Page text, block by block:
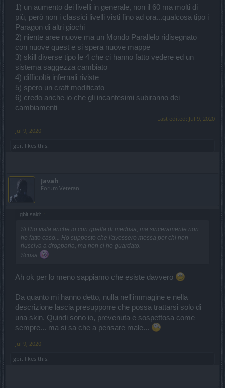
1) un aumento dei livelli in generale, non il 60 ma molti di
più, però non i classici livelli visti fino ad ora...qualcosa tipo i
Paragon di altri giochi
2) niente aree nuove ma un Mondo Parallelo ridisegnato
con nuove quest e si spera nuove mappe
3) skill diverse tipo le 4 che ci hanno fatto vedere ed un
sistema saggezza cambiato
4) difficoltà infernali riviste
5) spero un craft modificato
6) credo anche io che gli incantesimi subiranno dei
cambiamenti
Last edited: Jul 9, 2020
Jul 9, 2020
gbit likes this.
Javah
Forum Veteran
gbit said: ↑
Si l'ho vista anche io con quella di medusa, ma sinceramente non
ho fatto caso... Ho supposto che l'avessero messa per chi non
riusciva a dropparla, ma non ci ho guardato.
Scusa
Ah ok per lo meno sappiamo che esiste davvero
Da quanto mi hanno detto, nulla nell'immagine e nella
descrizione lascia presupporre che possa trattarsi solo di
una skin. Quindi sono io, prevenuta e sospettosa come
sempre... ma si sa che a pensare male...
Jul 9, 2020
gbit likes this.